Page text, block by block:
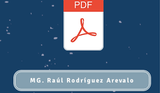
MG. Raúl Rodríguez Arevalo